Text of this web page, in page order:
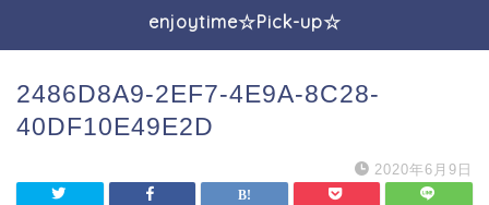
enjoytime☆Pick-up☆
2486D8A9-2EF7-4E9A-8C28-
40DF10E49E2D
2020年6月9日